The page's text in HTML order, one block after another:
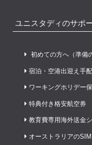
ユニスタディのサポ
初めての方へ（準備
宿泊・空港出迎え手配
ワーキングホリデー
特典付き格安航空券
教育費専用海外送金
オーストラリアの